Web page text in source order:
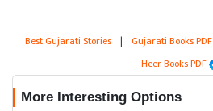
Best Gujarati Stories | Gujarati Books PDF
Heer Books PDF
More Interesting Options